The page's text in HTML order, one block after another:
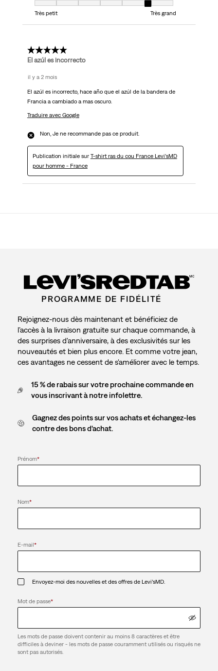
Taille, 6 sur 7, où 1 est égal à Très petit et 7 est égal à Très grand
Très petit
Très grand
1 étoile(s) sur 5.
El azúl es incorrecto
il y a 2 mois
El azúl es incorrecto, hace año que el azúl de la bandera de
Francia a cambiado a mas oscuro.
Traduire avec Google
Non, Je ne recommande pas ce produit.
Publication initiale sur T-shirt ras du cou France Levi’sMD
pour homme - France
PROGRAMME DE FIDÉLITÉ
MC
Rejoignez-nous dès maintenant et bénéficiez de
l’accès à la livraison gratuite sur chaque commande, à
des surprises d'anniversaire, à des exclusivités sur les
nouveautés et bien plus encore. Et comme votre jean,
ces avantages ne cessent de s'améliorer avec le temps.
15 % de rabais sur votre prochaine commande en
vous inscrivant à notre infolettre.
Gagnez des points sur vos achats et échangez-les
contre des bons d'achat.
Prénom*
Nom*
E-mail*
Envoyez-moi des nouvelles et des offres de Levi’sMD.
Mot de passe*
Les mots de passe doivent contenir au moins 8 caractères et être
difficiles à deviner - les mots de passe couramment utilisés ou risqués ne
sont pas autorisés.